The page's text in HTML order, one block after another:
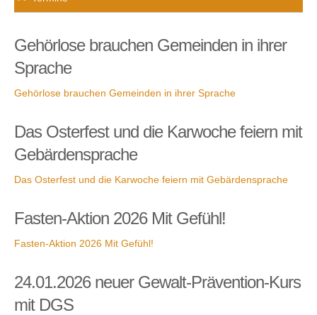
Gehörlose brauchen Gemeinden in ihrer
Sprache
Gehörlose brauchen Gemeinden in ihrer Sprache
Das Osterfest und die Karwoche feiern mit
Gebärdensprache
Das Osterfest und die Karwoche feiern mit Gebärdensprache
Fasten-Aktion 2026 Mit Gefühl!
Fasten-Aktion 2026 Mit Gefühl!
24.01.2026 neuer Gewalt-Prävention-Kurs
mit DGS